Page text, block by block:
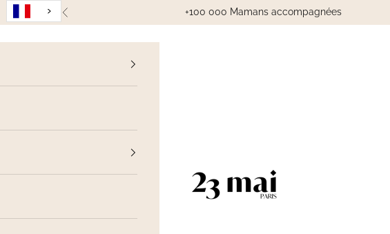
Précédent +100 000 Mamans accompagnées
23 Mai Paris